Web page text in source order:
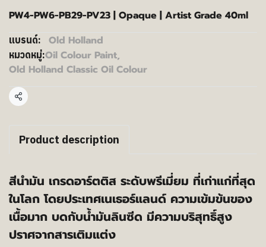
PW4-PW6-PB29-PV23 | Opaque | Artist Grade 40ml
แบรนด์: Old Holland
หมวดหมู่:Oil Colour Paint,
Old Holland Classic Oil Colour
แชร์
Product description
สีนำมัน เกรดอาร์ตติส ระดับพรีเมี่ยม ที่เก่าแก่ที่สุด
ในโลก โดยประเทศเนเธอร์แลนด์ ความเข้มข้นของ
เนื้อมาก บดกับน้ำมันลินซีด มีความบริสุทธิ์สูง
ปราศจากสารเติมแต่ง